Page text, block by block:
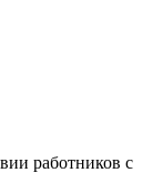
работников с